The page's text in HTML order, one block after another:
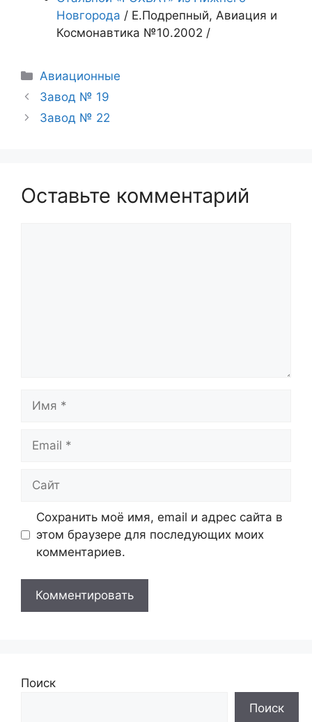
Новгорода / Е.Подрепный, Авиация и
Космонавтика №10.2002 /
Рубрики
Авиационные
Завод № 19
Завод № 22
Оставьте комментарий
Имя
Email
Сайт
Сохранить моё имя, email и адрес сайта в
этом браузере для последующих моих
комментариев.
Поиск
Поиск